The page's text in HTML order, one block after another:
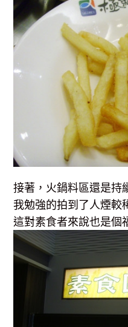
接著，火鍋料區還是持
我勉強的拍到了人煙較
這對素食者來說也是個